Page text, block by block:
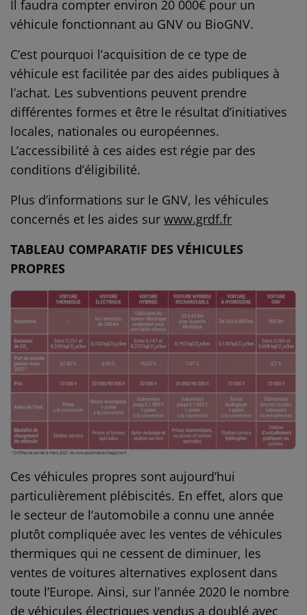
Il faudra compter environ 20 000€ pour un
véhicule fonctionnant au GNV ou BioGNV.
C’est pourquoi l’acquisition de ce type de
véhicule est facilitée par des aides publiques à
l’achat. Les subventions peuvent prendre
différentes formes et être le résultat d’initiatives
locales, nationales ou européennes.
L’accessibilité à ces aides est régie par des
conditions d’éligibilité.
Plus d’informations sur le GNV, les véhicules
concernés et les aides surwww.grdf.fr
TABLEAU COMPARATIF DES VÉHICULES
PROPRES
Ces véhicules propres sont aujourd’hui
particulièrement plébiscités. En effet, alors que
le secteur de l’automobile a connu une année
plutôt compliquée avec les ventes de véhicules
thermiques qui ne cessent de diminuer, les
ventes de voitures alternatives explosent dans
toute l’Europe. Ainsi, sur l’année 2020 le nombre
de véhicules électriques vendus a doublé avec